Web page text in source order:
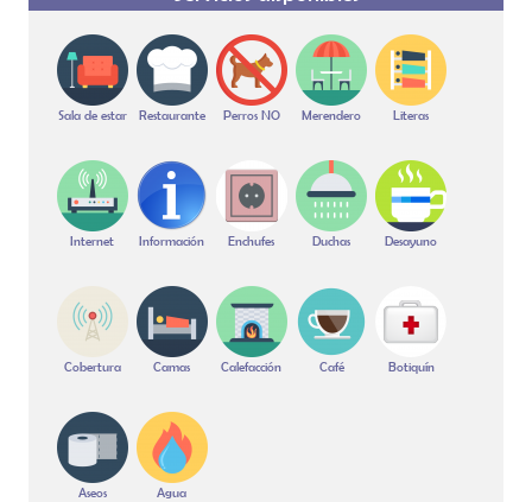
Sala de estar Restaurante Perros NO Merendero Literas
Internet Información Enchufes Duchas Desayuno
Cobertura Camas Calefacción Café Botiquín
Aseos
Agua